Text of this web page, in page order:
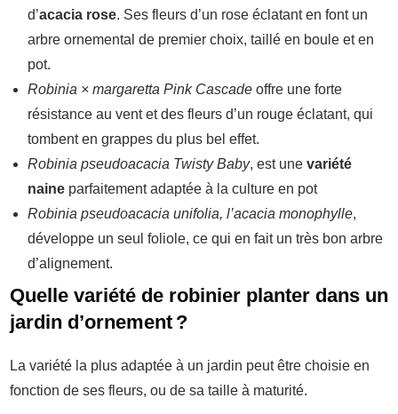
d’acacia rose. Ses fleurs d’un rose éclatant en font un
arbre ornemental de premier choix, taillé en boule et en
pot.
Robinia × margaretta Pink Cascade offre une forte
résistance au vent et des fleurs d’un rouge éclatant, qui
tombent en grappes du plus bel effet.
Robinia pseudoacacia Twisty Baby, est une variété
naine parfaitement adaptée à la culture en pot
Robinia pseudoacacia unifolia, l’acacia monophylle,
développe un seul foliole, ce qui en fait un très bon arbre
d’alignement.
Quelle variété de robinier planter dans un
jardin d’ornement ?
La variété la plus adaptée à un jardin peut être choisie en
fonction de ses fleurs, ou de sa taille à maturité.